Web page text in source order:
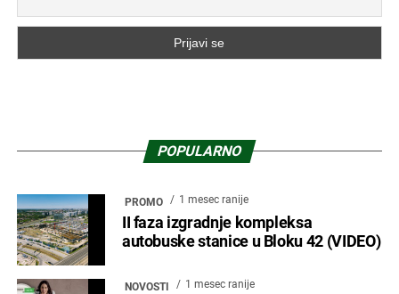
POPULARNO
PROMO 1 mesec ranije
II faza izgradnje kompleksa
autobuske stanice u Bloku 42 (VIDEO)
NOVOSTI 1 mesec ranije